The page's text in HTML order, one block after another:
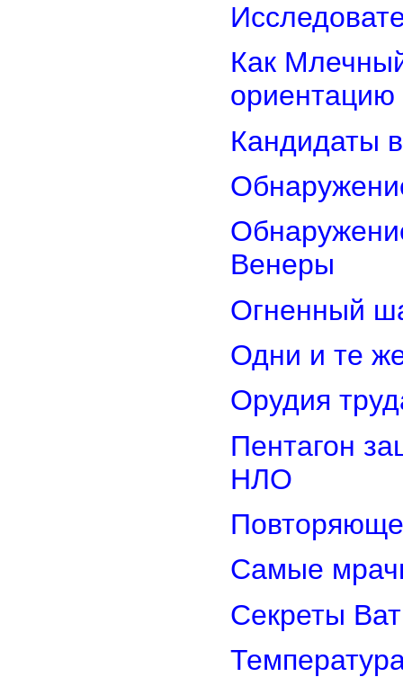
Как
ориентацию
Кандидаты
Венеры
Огненный
Одни и те
Орудия
Пентагон
НЛО
Самые
Секреты